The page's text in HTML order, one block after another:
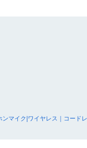
ンマイク|ワイヤレス｜コード